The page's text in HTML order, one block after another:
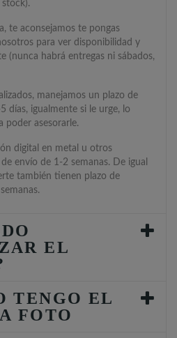
te aconsejamos te pongas
para ver disponibilidad y
(nunca habrá entregas ni sábados,
manejamos un plazo de
días, igualmente si le urge, lo
poder asesorarle.
digital en metal u otros
envío de 1-2 semanas. De igual
también tienen plazo de
EL
TENGO EL
FOTO